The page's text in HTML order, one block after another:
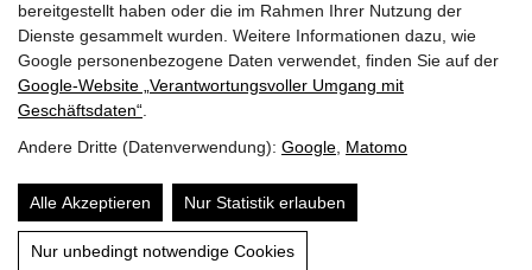
bereitgestellt haben oder die im Rahmen Ihrer Nutzung der
Dienste gesammelt wurden. Weitere Informationen dazu, wie
Google personenbezogene Daten verwendet, finden Sie auf der
Google‑Website „Verantwortungsvoller Umgang mit
Geschäftsdaten“
Andere Dritte (Datenverwendung): Google Matomo
Alle Akzeptieren Nur Statistik erlauben
Nur unbedingt notwendige Cookies
Inhalt
Impressum Datenschutz
Website by